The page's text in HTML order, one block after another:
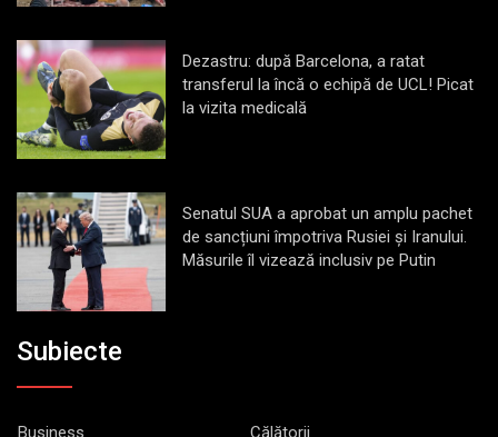
Dezastru: după Barcelona, a ratat
transferul la încă o echipă de UCL! Picat
la vizita medicală
Senatul SUA a aprobat un amplu pachet
de sancțiuni împotriva Rusiei și Iranului.
Măsurile îl vizează inclusiv pe Putin
Subiecte
Business
Călătorii